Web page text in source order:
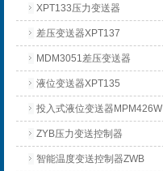
XPT133压力变送器
差压变送器XPT137
MDM3051差压变送器
液位变送器XPT135
投入式液位变送器MPM426W
ZYB压力变送控制器
智能温度变送控制器ZWB